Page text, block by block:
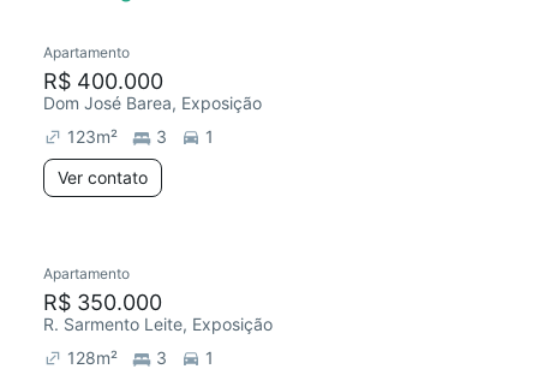
Apartamento
R$ 400.000
Dom José Barea, Exposição
123m² 3
1
Ver contato
Apartamento
R$ 350.000
R. Sarmento Leite, Exposição
128m² 3
1